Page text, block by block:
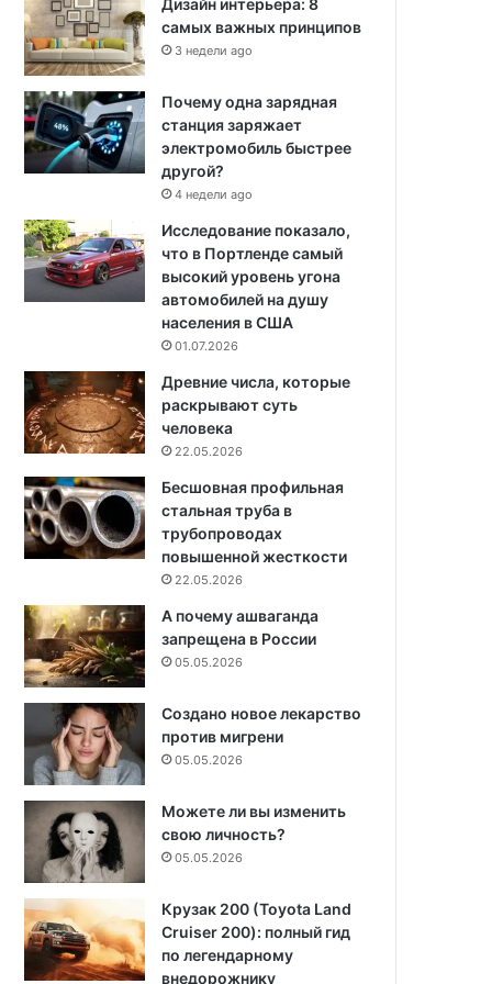
Дизайн интерьера: 8
самых важных принципов
3 недели ago
Почему одна зарядная
станция заряжает
электромобиль быстрее
другой?
4 недели ago
Исследование показало,
что в Портленде самый
высокий уровень угона
автомобилей на душу
населения в США
01.07.2026
Древние числа, которые
раскрывают суть
человека
22.05.2026
Бесшовная профильная
стальная труба в
трубопроводах
повышенной жесткости
22.05.2026
А почему ашваганда
запрещена в России
05.05.2026
Создано новое лекарство
против мигрени
05.05.2026
Можете ли вы изменить
свою личность?
05.05.2026
Крузак 200 (Toyota Land
Cruiser 200): полный гид
по легендарному
внедорожнику